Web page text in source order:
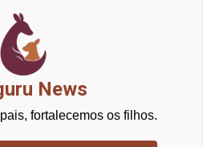
News
fortalecemos os filhos.